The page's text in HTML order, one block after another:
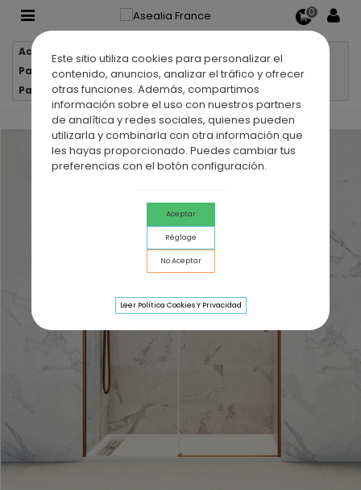
Este sitio utiliza cookies para personalizar el
contenido, anuncios, analizar el tráfico y ofrecer
otras funciones. Además, compartimos
información sobre el uso con nuestros partners
de analítica y redes sociales, quienes pueden
utilizarla y combinarla con otra información que
les hayas proporcionado. Puedes cambiar tus
preferencias con el botón configuración.
Aceptar
Réglage
No Aceptar
Leer Política Cookies Y Privacidad
0
Accueil
Parois de douche 1 verre fixe + 1 porte coulissante
Paroi de douche VF + PC TWENTY CUIVRE BROSSÉ